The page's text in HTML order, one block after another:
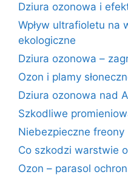
Dziura ozonowa i
Wpływ ultrafioletu na
ekologiczne
Dziura ozonowa –
Ozon i plamy
Dziura ozonowa nad
Szkodliwe
Niebezpieczne freony
Co szkodzi warstwie
Ozon – parasol